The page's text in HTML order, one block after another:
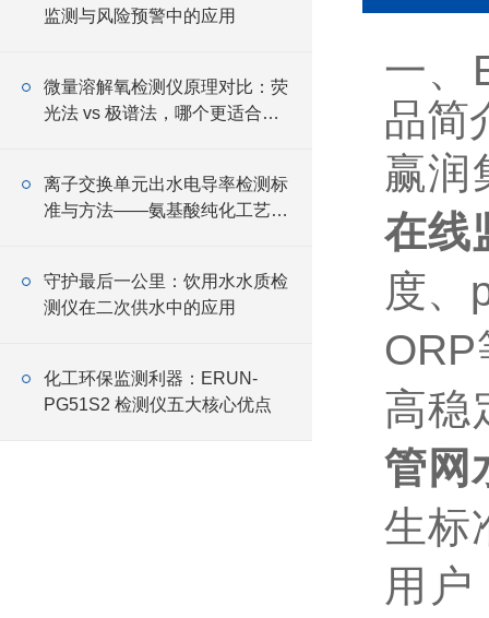
监测与风险预警中的应用
微量溶解氧检测仪原理对比：荧
光法 vs 极谱法，哪个更适合低
离子交换单元出水电导率检测标
准与方法——氨基酸纯化工艺水
守护最后一公里：饮用水水质检
测仪在二次供水中的应用
化工环保监测利器：ERUN-
PG51S2 检测仪五大核心优点
一、
品简
赢润
在线
度、
高稳
管网
生标
用